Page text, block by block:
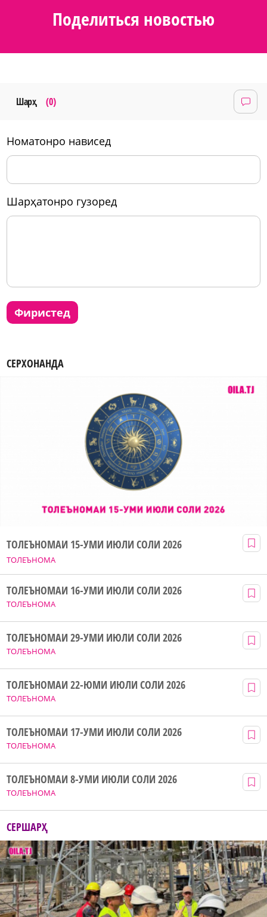
Поделиться новостью
Шарҳ (0)
номатонро нависед
шарҳатонро гузоред
фиристед
СЕРХОНАНДА
ТОЛЕЪНОМА
ТОЛЕЪНОМАИ 15-УМИ ИЮЛИ СОЛИ 2026
ТОЛЕЪНОМА
ТОЛЕЪНОМАИ 16-УМИ ИЮЛИ СОЛИ 2026
ТОЛЕЪНОМА
ТОЛЕЪНОМАИ 29-УМИ ИЮЛИ СОЛИ 2026
ТОЛЕЪНОМА
ТОЛЕЪНОМАИ 22-ЮМИ ИЮЛИ СОЛИ 2026
ТОЛЕЪНОМА
ТОЛЕЪНОМАИ 17-УМИ ИЮЛИ СОЛИ 2026
ТОЛЕЪНОМА
ТОЛЕЪНОМАИ 8-УМИ ИЮЛИ СОЛИ 2026
СЕРШАРҲ